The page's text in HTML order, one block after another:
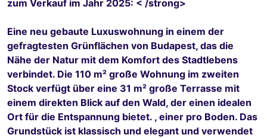
zum Verkauf im Jahr 2025: < /strong>
Eine neu gebaute Luxuswohnung in einem der
gefragtesten Grünflächen von Budapest, das die
Nähe der Natur mit dem Komfort des Stadtlebens
verbindet. Die 110 m² große Wohnung im zweiten
Stock verfügt über eine 31 m² große Terrasse mit
einem direkten Blick auf den Wald, der einen idealen
Ort für die Entspannung bietet. , einer pro Boden. Das
Grundstück ist klassisch und elegant und verwendet